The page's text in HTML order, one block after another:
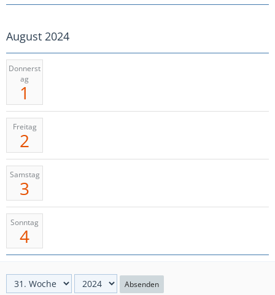
August 2024
Donnerst
ag
1
Freitag
2
Samstag
3
Sonntag
4
Absenden